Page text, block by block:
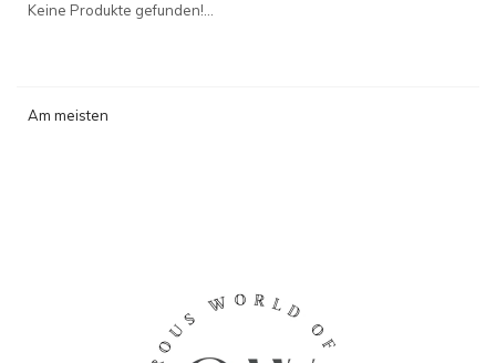
Keine Produkte gefunden!...
Am meisten